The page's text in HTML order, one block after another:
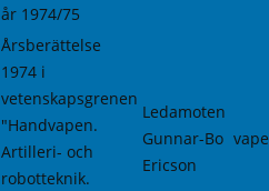
år 1974/75
Årsberättelse
1974 i
vetenskapsgrenen
"Handvapen.
Artilleri- och
robotteknik.
Ledamoten
Gunnar-Bo
Ericson